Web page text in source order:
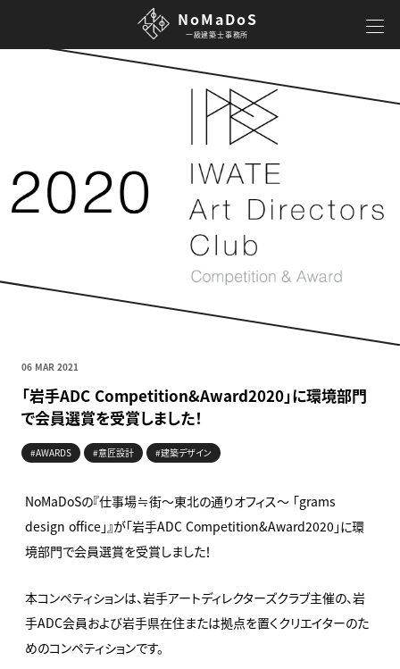
NoMaDoS
一級建築士事務所
06 MAR 2021
「岩手ADC Competition&Award2020」に環境部門
で会員選賞を受賞しました！
#AWARDS #意匠設計 #建築デザイン
NoMaDoSの『仕事場≒街～東北の通りオフィス～ 「grams
design office」』が「岩手ADC Competition&Award2020」に環
境部門で会員選賞を受賞しました！
本コンペティションは、岩手アートディレクターズクラブ主催の、岩
手ADC会員および岩手県在住または拠点を置くクリエイターのた
めのコンペティションです。